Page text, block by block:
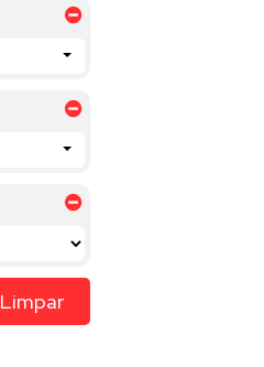
Limpar